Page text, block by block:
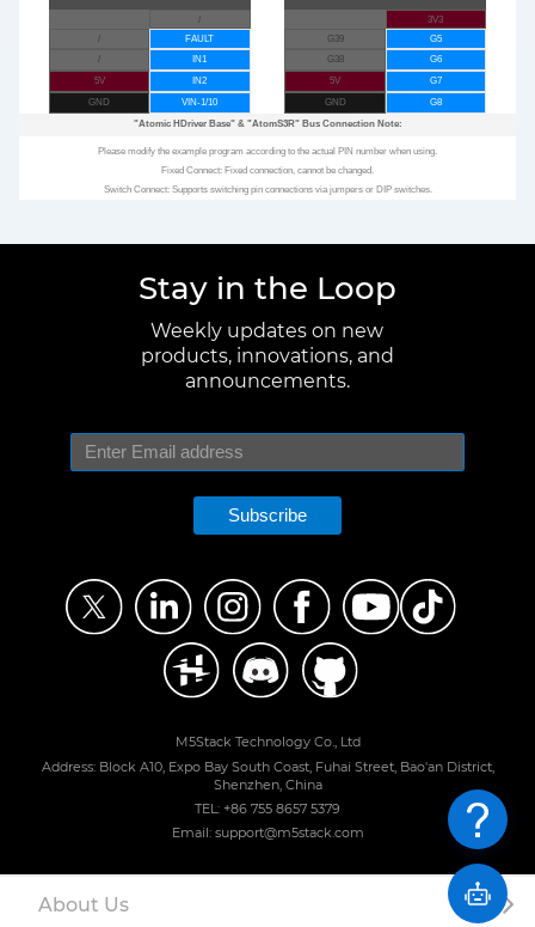
/
/
FAULT
/
IN1
5V
IN2
GND
VIN-1/10
3V3
G39
G5
G38
G6
5V
G7
GND
G8
"Atomic HDriver Base"& "AtomS3R"Bus Connection Note:
Please modify the example program according to the actual PIN number when using.
Fixed Connect: Fixed connection, cannot be changed.
Switch Connect: Supports switching pin connections via jumpers or DIP switches.
Stay in the Loop
Weekly updates on new
products, innovations, and
announcements.
Subscribe
M5Stack Technology Co., Ltd
Address: Block A10, Expo Bay South Coast, Fuhai Street, Bao'an District,
Shenzhen, China
TEL: +86 755 8657 5379
Email: support@m5stack.com
About Us